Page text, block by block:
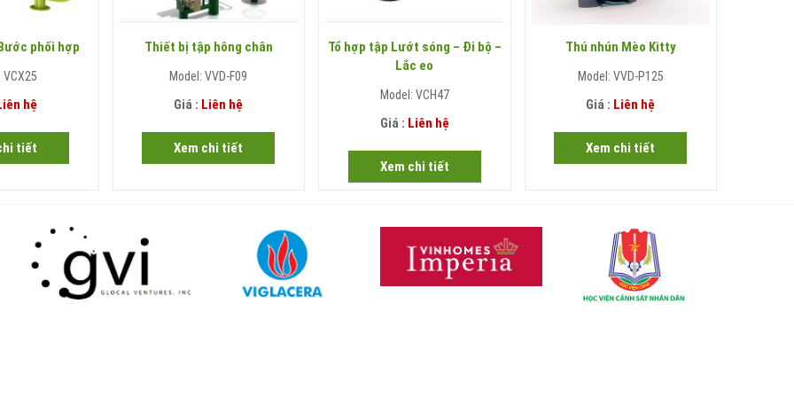
phối hợp
VCX25
hệ
tiết
Thiết bị tập hông chân
Model: VVD-F09
Giá : Liên hệ
Xem chi tiết
Tổ hợp tập Lướt sóng – Đi bộ –
Lắc eo
Model: VCH47
Giá : Liên hệ
Xem chi tiết
Thú nhún Mèo Kitty
Model: VVD-P125
Giá : Liên hệ
Xem chi tiết